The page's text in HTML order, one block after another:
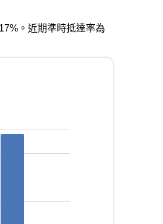
。近期準時抵達率為